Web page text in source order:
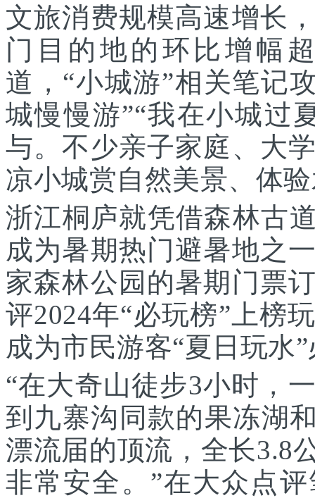
文旅消费规模高速增长
门目的地的环比增幅
道，“小城游”相关笔记
城慢慢游”“我在小城过
与。不少亲子家庭、大
凉小城赏自然美景、体
浙江桐庐就凭借森林古
成为暑期热门避暑地之
家森林公园的暑期门票
评2024年“必玩榜”上
成为市民游客“夏日玩水
“在大奇山徒步3小时，
到九寨沟同款的果冻湖
漂流届的顶流，全长3.8
非常安全。”在大众点